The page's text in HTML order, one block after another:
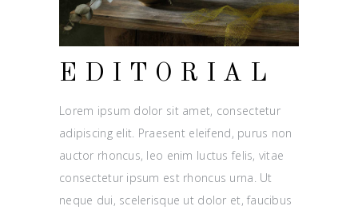
EDITORIAL
Lorem ipsum dolor sit amet, consectetur
adipiscing elit. Praesent eleifend, purus non
auctor rhoncus, leo enim luctus felis, vitae
consectetur ipsum est rhoncus urna. Ut
neque dui, scelerisque ut dolor et, faucibus